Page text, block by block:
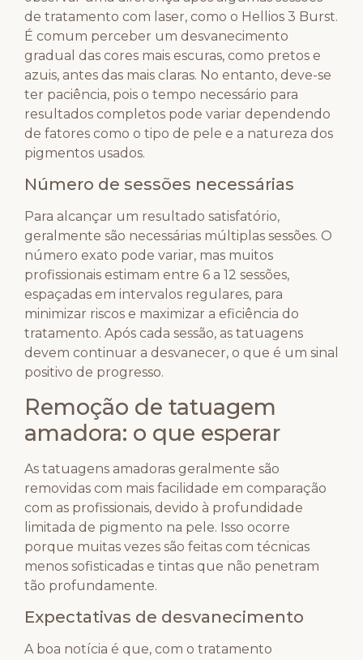
de tratamento com laser, como o Hellios 3 Burst.
É comum perceber um desvanecimento
gradual das cores mais escuras, como pretos e
azuis, antes das mais claras. No entanto, deve-se
ter paciência, pois o tempo necessário para
resultados completos pode variar dependendo
de fatores como o tipo de pele e a natureza dos
pigmentos usados.
Número de sessões necessárias
Para alcançar um resultado satisfatório,
geralmente são necessárias múltiplas sessões. O
número exato pode variar, mas muitos
profissionais estimam entre 6 a 12 sessões,
espaçadas em intervalos regulares, para
minimizar riscos e maximizar a eficiência do
tratamento. Após cada sessão, as tatuagens
devem continuar a desvanecer, o que é um sinal
positivo de progresso.
Remoção de tatuagem
amadora: o que esperar
As tatuagens amadoras geralmente são
removidas com mais facilidade em comparação
com as profissionais, devido à profundidade
limitada de pigmento na pele. Isso ocorre
porque muitas vezes são feitas com técnicas
menos sofisticadas e tintas que não penetram
tão profundamente.
Expectativas de desvanecimento
A boa notícia é que, com o tratamento